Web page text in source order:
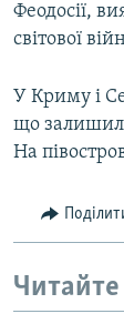
Феодосії,
світової
У Криму і
що
На